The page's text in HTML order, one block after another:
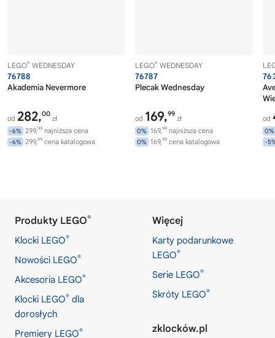
LEGO® WEDNESDAY
76788
Akademia Nevermore
od 282,00
zł
-6% 299,99 najniższa cena
-6% 299,99 cena katalogowa
LEGO® WEDNESDAY
76787
Plecak Wednesday
od 169,99
zł
0% 169,99 najniższa cena
0% 169,99 cena katalogowa
od
0%
-
Produkty LEGO®
Klocki LEGO®
Nowości LEGO®
Akcesoria LEGO®
Klocki LEGO® dla
dorosłych
Premiery LEGO®
Więcej
Karty podarunkowe
LEGO®
Serie LEGO®
Skróty LEGO®
zklocków.pl